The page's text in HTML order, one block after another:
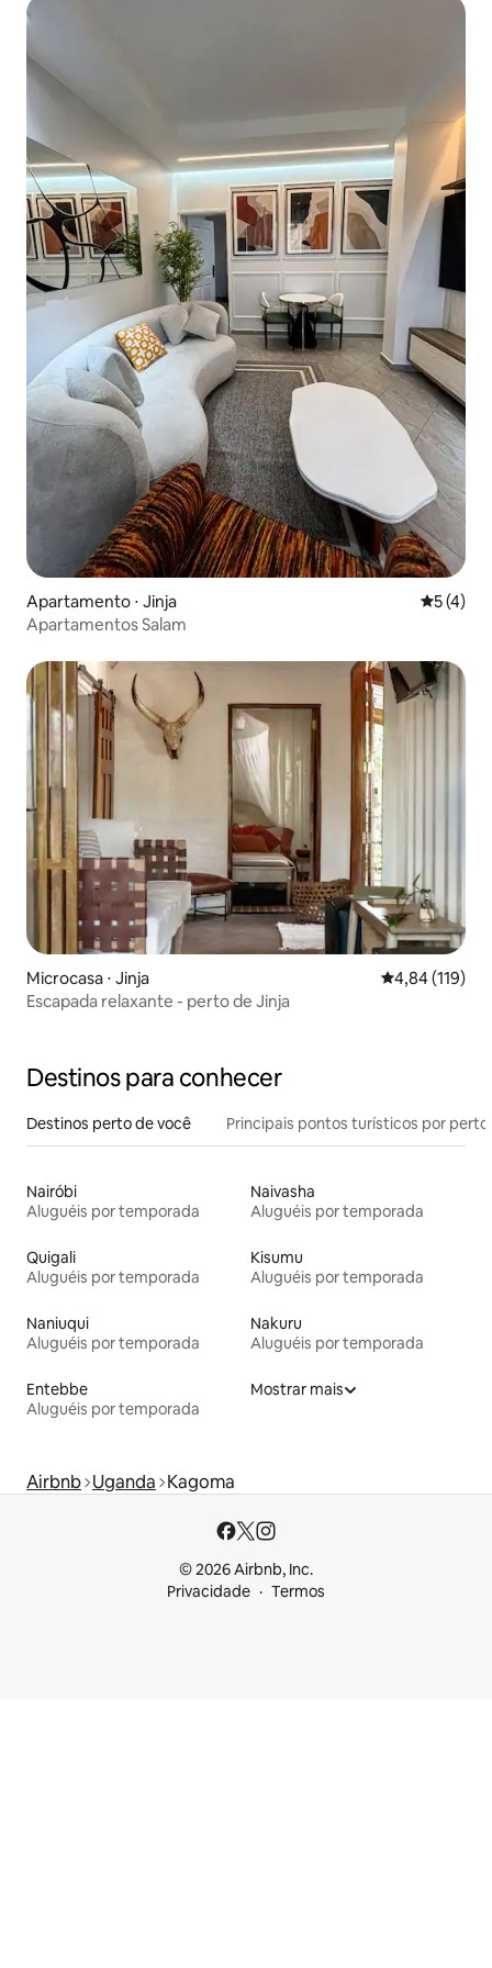
Apartamento ⋅ Jinja 5 de
5 (4)
Apartamentos Salam
Microcasa ⋅ Jinja 4,84 de uma
4,84 (119)
Escapada relaxante - perto de Jinja
Destinos para conhecer
Destinos perto de você Principais pontos turísticos por perto
Nairóbi
Aluguéis por temporada
Naivasha
Aluguéis por temporada
Quigali
Aluguéis por temporada
Kisumu
Aluguéis por temporada
Naniuqui
Aluguéis por temporada
Nakuru
Aluguéis por temporada
Entebbe
Aluguéis por temporada
Mostrar mais
Airbnb Uganda Kagoma
© 2026 Airbnb, Inc.
Privacidade
Termos